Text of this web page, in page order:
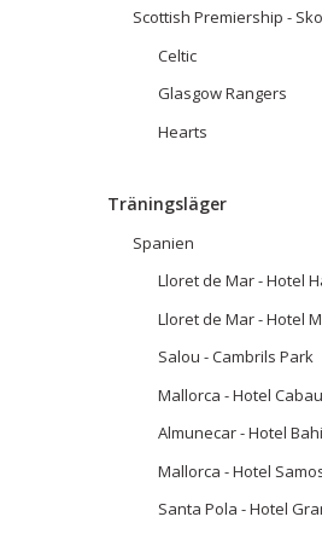
Scottish Premiership -
Celtic
Glasgow Rangers
Hearts
Träningsläger
Spanien
Lloret de Mar - Hotel
Lloret de Mar - Hotel
Salou - Cambrils Park
Mallorca - Hotel
Almunecar - Hotel
Mallorca - Hotel
Santa Pola - Hotel